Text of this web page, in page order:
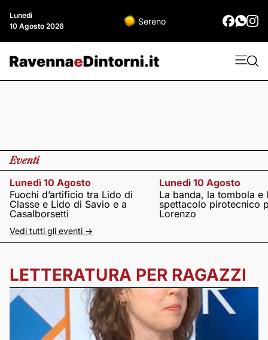
Lunedì
10 Agosto 2026
Sereno
Eventi
Lunedì 10 Agosto
Fuochi d’artificio tra Lido di
Classe e Lido di Savio e a
Casalborsetti
Lunedì 10 Agosto
La banda, la tombola e
spettacolo pirotecnico
Lorenzo
Vedi tutti gli eventi ->
LETTERATURA PER RAGAZZI